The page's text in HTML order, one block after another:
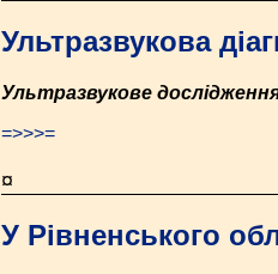
Ультразвукова
Ультразвукове
=>>>=
¤
У Рівненського